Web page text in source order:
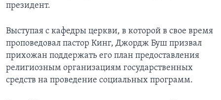
президент.
Выступая с кафедры церкви, в которой в свое время
проповедовал пастор Кинг, Джордж Буш призвал
прихожан поддержать его план предоставления
религиозным организациям государственных
средств на проведение социальных программ.